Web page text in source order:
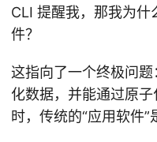
CLI 提醒我，那我为什
件？
这指向了一个终极问
化数据，并能通过原
时，传统的“应用软件”